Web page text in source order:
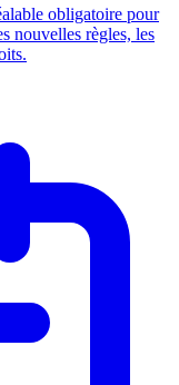
obligatoire pour
nouvelles règles, les